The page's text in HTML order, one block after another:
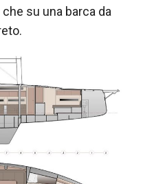
su una barca da